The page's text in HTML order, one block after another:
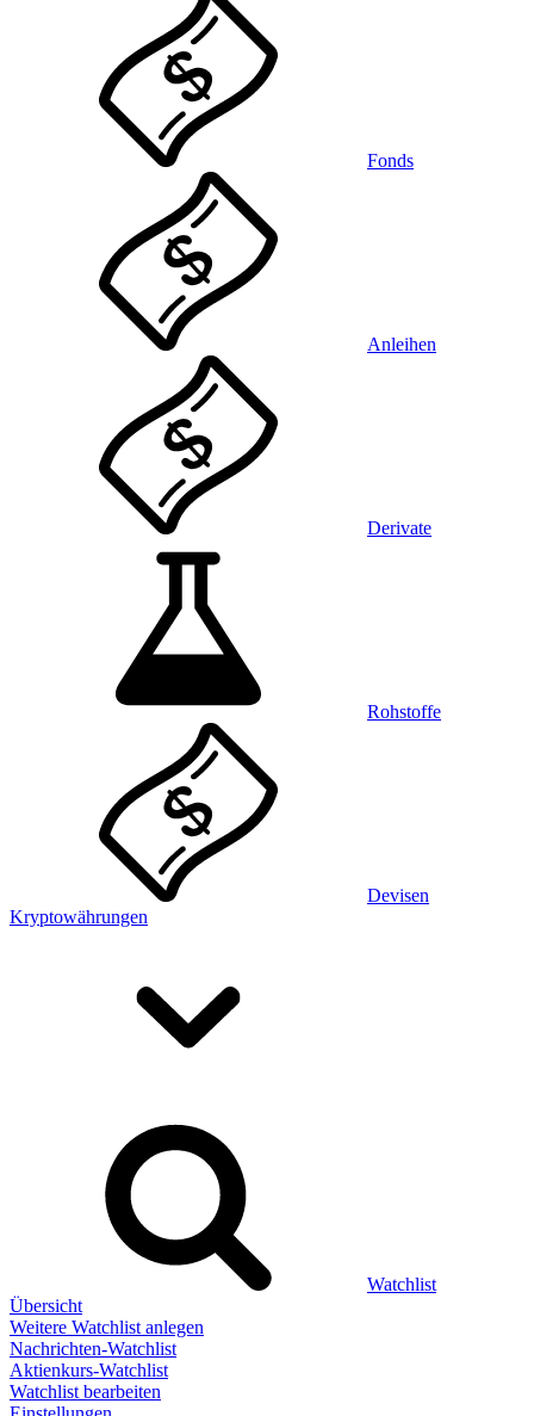
Fonds
Anleihen
Derivate
Rohstoffe
Devisen
Kryptowährungen
Watchlist
Übersicht
Weitere Watchlist anlegen
Nachrichten-Watchlist
Aktienkurs-Watchlist
Watchlist bearbeiten